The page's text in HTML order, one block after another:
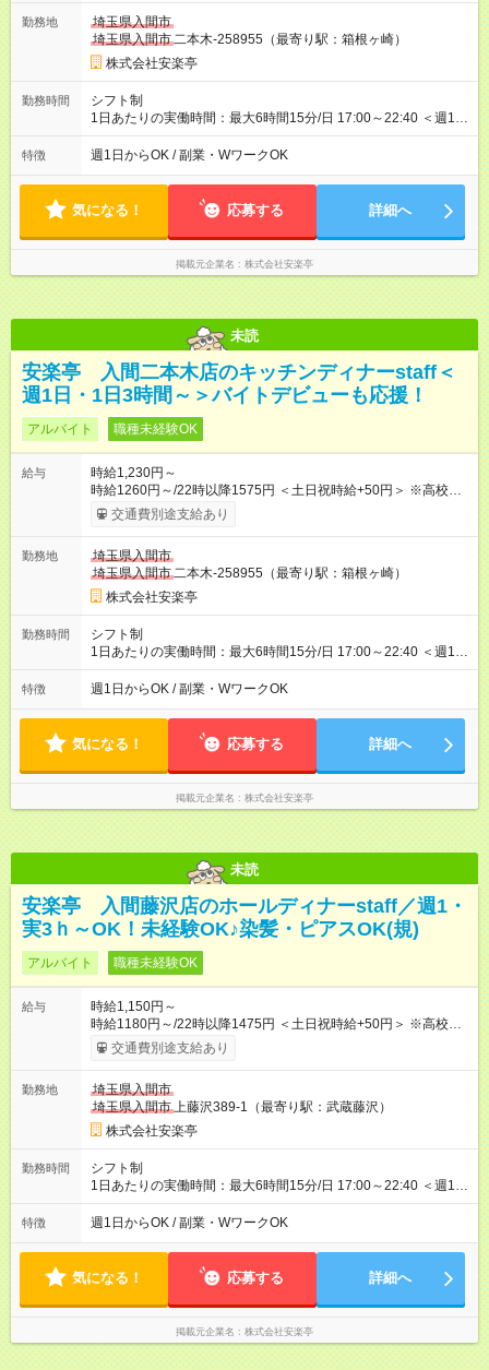
時給1220円 ※高校生時給1190円 ※最大12ヶ月の間で、合計30
時間の試用期間（研修期間）があります。
勤務地
埼玉県入間市
埼玉県入間市二本木-258955（最寄り駅：箱根ヶ崎）
株式会社安楽亭
勤務時間
シフト制
1日あたりの実働時間：最大6時間15分/日 17:00～22:40 ＜週1日
～/短時間OK！＞ ※18歳未満・高校生は21:30までの勤務 ・シフ
トは自己申告制だから私生活優先でOK◎ ・週1日もあれば週5日
して短時間」など希望に合わせて働けます！
特徴 週1日からOK / 副業・WワークOK
気になる！ 応募する 詳細へ
掲載元企業名 株式会社安楽亭
未読
安楽亭 入間二本木店のキッチンディナーstaff＜
週1日・1日3時間～＞バイトデビューも応援！
アルバイト 職種未経験OK
給与
時給1,230円～
時給1260円～/22時以降1575円 ＜土日祝時給+50円＞ ※高校生
時給1230円 【試用期間】試用期間あり 試用期間の長さ：12ヶ
月 ※ 雇用形態と給与に、本採用時と異なる部分があります。 雇
時給1220円 ※高校生時給1190円 ※最大12ヶ月の間で、合計30
時間の試用期間（研修期間）があります。
交通費別途支給あり
勤務地
埼玉県入間市
埼玉県入間市二本木-258955（最寄り駅：箱根ヶ崎）
株式会社安楽亭
勤務時間
シフト制
1日あたりの実働時間：最大6時間15分/日 17:00～22:40 ＜週1日
～/短時間OK！＞ ※18歳未満・高校生は21:30までの勤務 ・シフ
トは自己申告制だから私生活優先でOK◎ ・週1日もあれば週5日
して短時間」など希望に合わせて働けます！
特徴 週1日からOK / 副業・WワークOK
気になる！ 応募する 詳細へ
掲載元企業名 株式会社安楽亭
未読
安楽亭 入間藤沢店のホールディナーstaff／週1・
実3ｈ～OK！未経験OK♪染髪・ピアスOK(規)
アルバイト 職種未経験OK
給与
時給1,150円～
時給1180円～/22時以降1475円 ＜土日祝時給+50円＞ ※高校生
時給1150円 【試用期間】試用期間あり 試用期間の長さ：12ヶ
月 雇用形態、給与は本採用時と同じです。 ※最大12ヶ月の間
交通費別途支給あり
勤務地
埼玉県入間市
埼玉県入間市上藤沢389-1（最寄り駅：武蔵藤沢）
株式会社安楽亭
勤務時間
シフト制
1日あたりの実働時間：最大6時間15分/日 17:00～22:40 ＜週1日
～/短時間OK！＞ ※18歳未満・高校生は21:30までの勤務 ・シフ
トは自己申告制だから私生活優先でOK◎ ・週1日もあれば週5日
して短時間」など希望に合わせて働けます！
特徴 週1日からOK / 副業・WワークOK
気になる！ 応募する 詳細へ
掲載元企業名 株式会社安楽亭